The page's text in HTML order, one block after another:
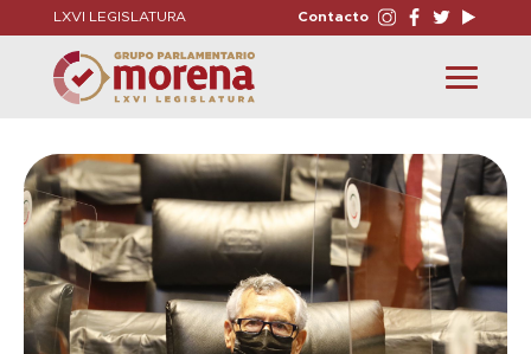
LXVI LEGISLATURA Contacto
Toggle
navigation